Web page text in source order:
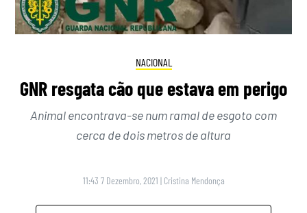
NACIONAL
GNR resgata cão que estava em perigo
Animal encontrava-se num ramal de esgoto com
cerca de dois metros de altura
11:43 7 Dezembro, 2021 | Cristina Mendonça